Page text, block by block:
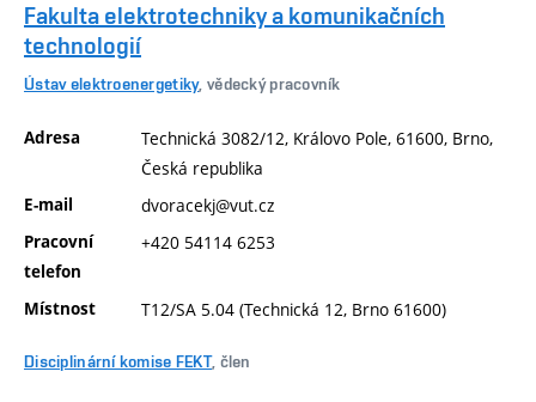
Fakulta elektrotechniky a komunikačních
technologií
Ústav elektroenergetiky, vědecký pracovník
Adresa
Technická 3082/12, Královo Pole, 61600, Brno,
Česká republika
E-mail dvoracekj@vut.cz
Pracovní
telefon
+420 54114 6253
Místnost T12/SA 5.04 (Technická 12, Brno 61600)
Disciplinární komise FEKT, člen